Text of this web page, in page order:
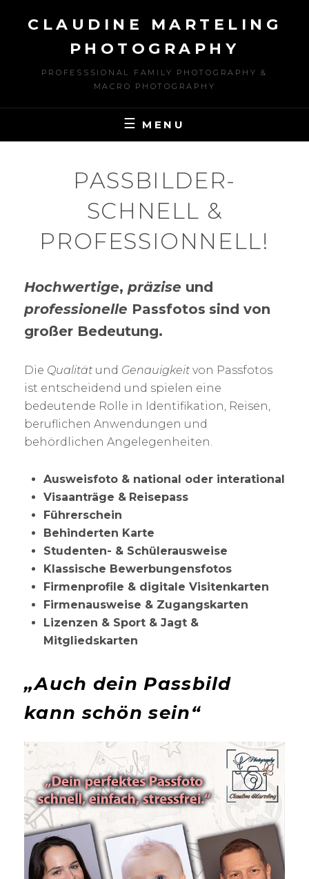
CLAUDINE MARTELING
PHOTOGRAPHY
PROFESSSIONAL FAMILY PHOTOGRAPHY &
MACRO PHOTOGRAPHY
MENU
PASSBILDER-
SCHNELL &
PROFESSIONNELL!
Hochwertige, präzise und
professionelle Passfotos sind von
großer Bedeutung.
Die Qualität und Genauigkeit von Passfotos
ist entscheidend und spielen eine
bedeutende Rolle in Identifikation, Reisen,
beruflichen Anwendungen und
behördlichen Angelegenheiten.
Ausweisfoto & national oder interational
Visaanträge & Reisepass
Führerschein
Behinderten Karte
Studenten- & Schülerausweise
Klassische Bewerbungensfotos
Firmenprofile & digitale Visitenkarten
Firmenausweise & Zugangskarten
Lizenzen & Sport & Jagt &
Mitgliedskarten
„Auch dein Passbild
kann schön sein“